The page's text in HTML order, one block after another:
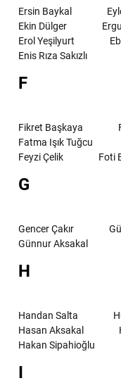
Ersin Baykal
Ekin Dülger
Erol Yeşilyurt
Enis Rıza Sakızlı
F
Fikret Başkaya
Fatma Işık Tuğcu
Feyzi Çelik
Foti
G
Gencer Çakır
Günnur Aksakal
H
Handan Salta
Hasan Aksakal
Hakan Sipahioğlu
I